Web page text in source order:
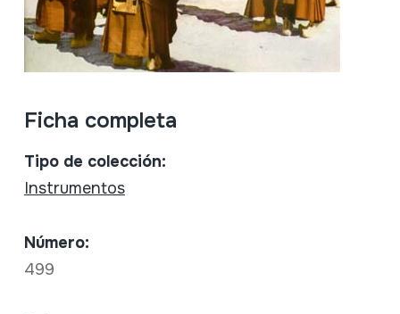
Ficha completa
Tipo de colección:
Instrumentos
Número:
499